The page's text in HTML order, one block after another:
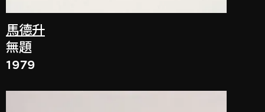
馬德升
無題
1979